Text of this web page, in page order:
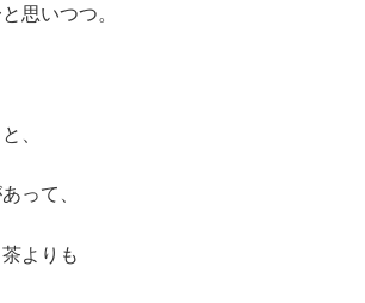
思いつつ。
、
って、
よりも